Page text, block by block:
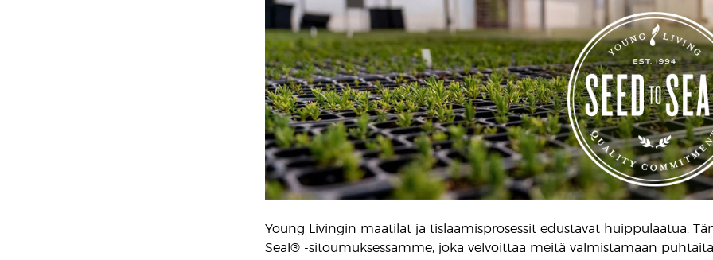
Young Livingin maatilat ja tislaamisprosessit edustavat huippulaatua.
Seal® -sitoumuksessamme, joka velvoittaa meitä valmistamaan